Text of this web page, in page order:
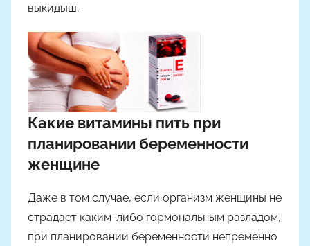
выкидыш.
Какие витамины пить при
планировании беременности
женщине
Даже в том случае, если организм женщины не
страдает каким-либо гормональным разладом,
при планировании беременности непременно